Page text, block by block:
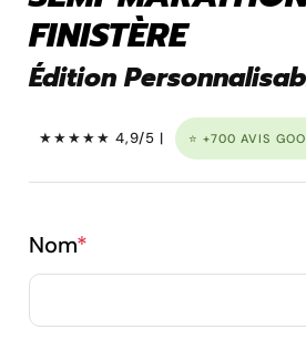
Porte clé à graver
FINISTÈRE
Édition
★★★★★ 4,9/5 | ⭐ +700 AVIS
Nom*